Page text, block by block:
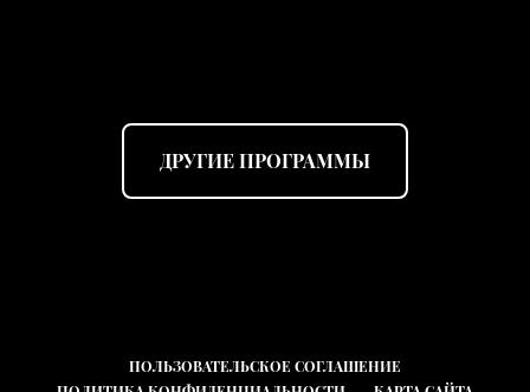
ДРУГИЕ ПРОГРАММЫ
ПОЛЬЗОВАТЕЛЬСКОЕ СОГЛАШЕНИЕ